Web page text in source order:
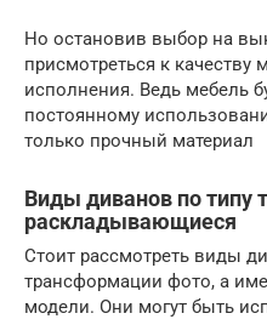
Но остановив выбор на
присмотреться к качеству
исполнения. Ведь мебель
постоянному
только прочный материал
Виды диванов по типу
раскладывающиеся
Стоит рассмотреть виды
трансформации фото, а
модели. Они могут быть